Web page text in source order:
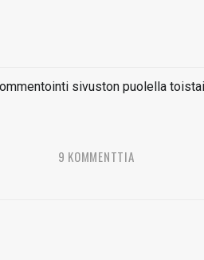
sivuston puolella
9 KOMMENTTIA